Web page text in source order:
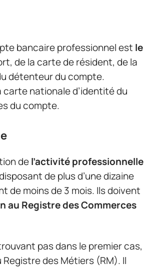
bancaire professionnel est le
de la carte de résident, de la
détenteur du compte.
carte nationale d’identité du
du compte.
del’activité professionnelle
de plus d’une dizaine
de moins de 3 mois. Ils doivent
au Registre des Commerces
pas dans le premier cas,
des Métiers (RM). Il